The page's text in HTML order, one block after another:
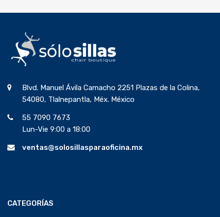
Blvd. Manuel Ávila Camacho 2251 Plazas de la Colina,
54080, Tlalnepantla, Méx. México
55 7090 7673
Lun-Vie 9:00 a 18:00
ventas@solosillasparaoficina.mx
CATEGORÍAS